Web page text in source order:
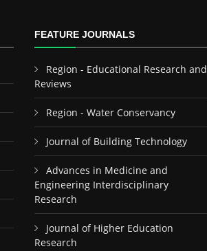
FEATURE JOURNALS
Region - Educational Research and
Reviews
Region - Water Conservancy
Journal of Building Technology
Advances in Medicine and
Engineering Interdisciplinary
Research
Journal of Higher Education
Research